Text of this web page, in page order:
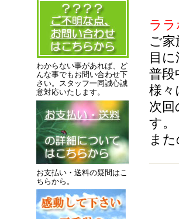
わからない事があれば、ど
んな事でもお問い合わせ下
さい。スタッフ一同誠心誠
意対応いたします。
お支払い・送料の疑問はこ
ちらから。
ラ
ご
目
普段
様々
次
す。
ま